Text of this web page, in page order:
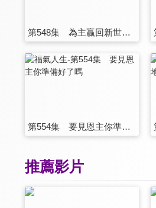
第548集 為主贏回新世代的心
第554集 要見恩主你準備好了嗎
推薦影片